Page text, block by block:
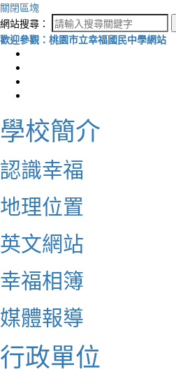
關閉區塊
網站搜尋：
歡迎參觀：桃園市立幸福國民中學網站
學校簡介
認識幸福
地理位置
英文網站
幸福相簿
媒體報導
行政單位